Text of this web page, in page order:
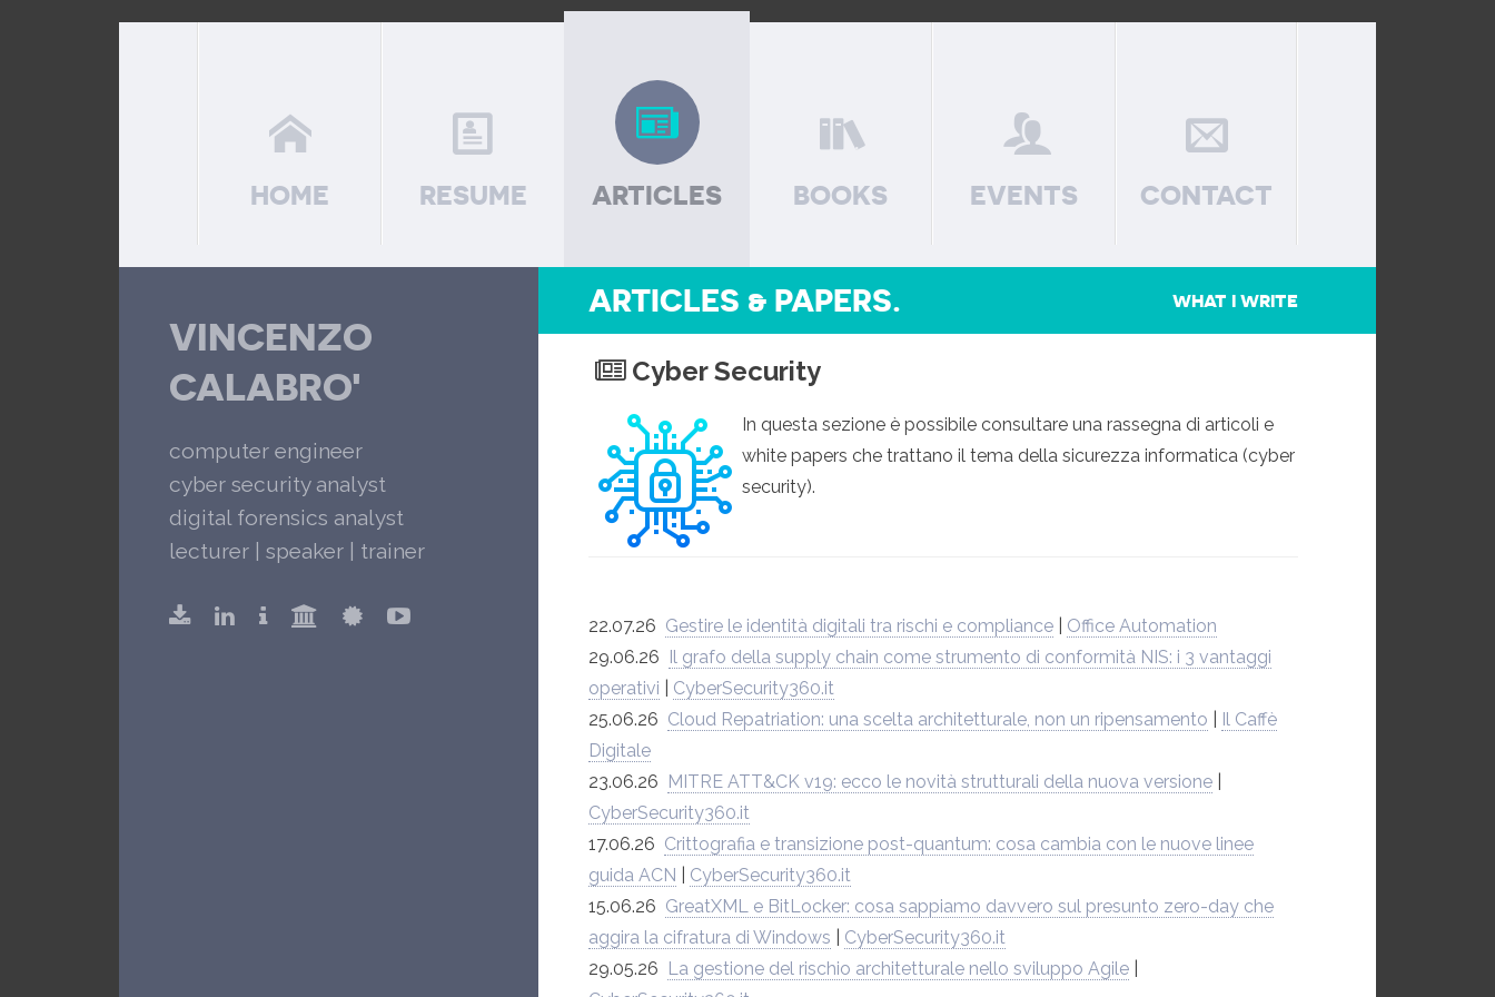
HOME RESUME ARTICLES BOOKS EVENTS CONTACT
VINCENZO
CALABRO'
computer engineer
cyber security analyst
digital forensics analyst
lecturer | speaker | trainer
ARTICLES & PAPERS. WHAT I WRITE
Cyber Security
In questa sezione è possibile consultare una rassegna di articoli e
white papers che trattano il tema della sicurezza informatica (cyber
security).
22.07.26 Gestire le identità digitali tra rischi e compliance| Office Automation
29.06.26 Il grafo della supply chain come strumento di conformità NIS: i 3 vantaggi
operativi
CyberSecurity360.it
25.06.26 Cloud Repatriation: una scelta architetturale, non un ripensamento
Il Caffè
Digitale
23.06.26 MITRE ATT&CK v19: ecco le novità strutturali della nuova versione|
CyberSecurity360.it
17.06.26 Crittografia e transizione post-quantum: cosa cambia con le nuove linee
guida ACN
CyberSecurity360.it
15.06.26 GreatXML e BitLocker: cosa sappiamo davvero sul presunto zero-day che
aggira la cifratura di Windows
CyberSecurity360.it
29.05.26 La gestione del rischio architetturale nello sviluppo Agile|